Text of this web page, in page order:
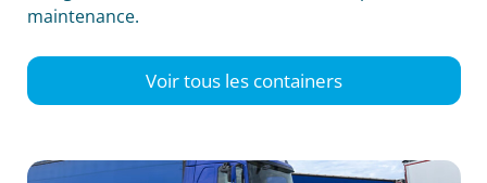
maintenance.
Voir tous les containers